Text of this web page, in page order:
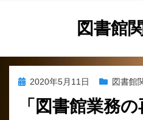
カテゴ
:図書館
投
日:
2020年5月11日 図書館
「図書館業務